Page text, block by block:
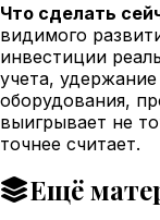
Что сделать
видимого
инвестиции
учета,
оборудования,
выигрывает не
точнее считает.
Ещё